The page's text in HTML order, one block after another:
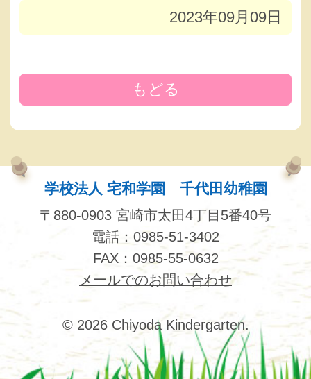
2023年09月09日
もどる
学校法人 宅和学園 千代田幼稚園
〒880-0903 宮崎市太田4丁目5番40号
電話：0985-51-3402
FAX：0985-55-0632
メールでのお問い合わせ
© 2026 Chiyoda Kindergarten.